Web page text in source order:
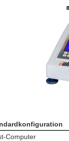
Computer